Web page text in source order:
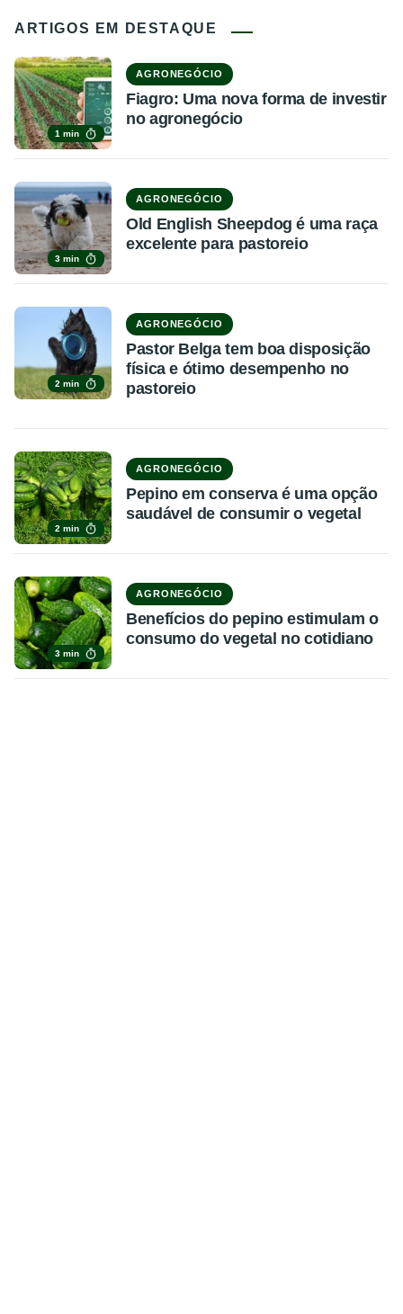
ARTIGOS EM DESTAQUE
1 min
AGRONEGÓCIO
Fiagro: Uma nova forma de investir
no agronegócio
3 min
AGRONEGÓCIO
Old English Sheepdog é uma raça
excelente para pastoreio
2 min
AGRONEGÓCIO
Pastor Belga tem boa disposição
física e ótimo desempenho no
pastoreio
2 min
AGRONEGÓCIO
Pepino em conserva é uma opção
saudável de consumir o vegetal
3 min
AGRONEGÓCIO
Benefícios do pepino estimulam o
consumo do vegetal no cotidiano